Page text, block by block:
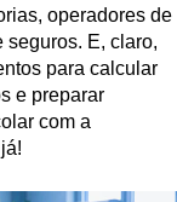
operadores de
seguros. E, claro,
para calcular
e preparar
com a